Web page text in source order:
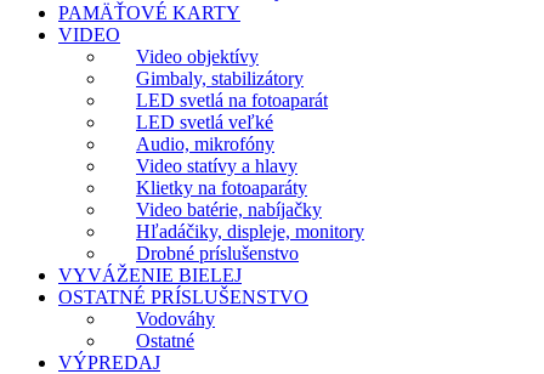
PAMÄŤOVÉ KARTY
VIDEO
Video objektívy
Gimbaly, stabilizátory
LED svetlá na fotoaparát
LED svetlá veľké
Audio, mikrofóny
Video statívy a hlavy
Klietky na fotoaparáty
Video batérie, nabíjačky
Hľadáčiky, displeje, monitory
Drobné príslušenstvo
VYVÁŽENIE BIELEJ
OSTATNÉ PRÍSLUŠENSTVO
Vodováhy
Ostatné
VÝPREDAJ